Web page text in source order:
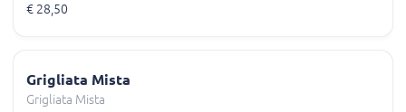
€ 28,50
Grigliata Mista
Grigliata Mista